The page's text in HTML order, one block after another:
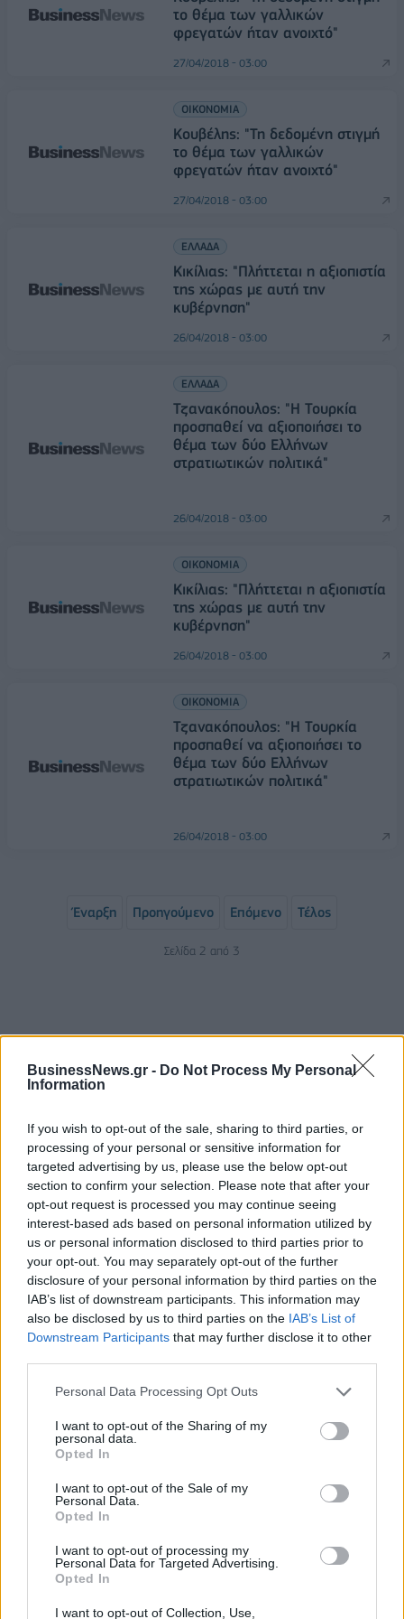
BusinessNews.gr - Do Not Process My Personal
Information
If you wish to opt-out of the sale, sharing to third parties, or
processing of your personal or sensitive information for
targeted advertising by us, please use the below opt-out
section to confirm your selection. Please note that after your
opt-out request is processed you may continue seeing
interest-based ads based on personal information utilized by
us or personal information disclosed to third parties prior to
your opt-out. You may separately opt-out of the further
disclosure of your personal information by third parties on the
IAB’s list of downstream participants. This information may
also be disclosed by us to third parties on the IAB’s List of
Downstream Participants that may further disclose it to other
Personal Data Processing Opt Outs
I want to opt-out of the Sharing of my
personal data.
Opted In
I want to opt-out of the Sale of my
Personal Data.
Opted In
I want to opt-out of processing my
Personal Data for Targeted Advertising.
Opted In
I want to opt-out of Collection, Use,
το θέμα των γαλλικών
φρεγατών ήταν ανοιχτό"
27/04/2018 - 03:00
ΟΙΚΟΝΟΜΙΑ
Κουβέλης: "Τη δεδομένη στιγμή
το θέμα των γαλλικών
φρεγατών ήταν ανοιχτό"
27/04/2018 - 03:00
ΕΛΛΑΔΑ
Κικίλιας: "Πλήττεται η αξιοπιστία
της χώρας με αυτή την
κυβέρνηση"
26/04/2018 - 03:00
ΕΛΛΑΔΑ
Τζανακόπουλος: "Η Τουρκία
προσπαθεί να αξιοποιήσει το
θέμα των δύο Ελλήνων
στρατιωτικών πολιτικά"
26/04/2018 - 03:00
ΟΙΚΟΝΟΜΙΑ
Κικίλιας: "Πλήττεται η αξιοπιστία
της χώρας με αυτή την
κυβέρνηση"
26/04/2018 - 03:00
ΟΙΚΟΝΟΜΙΑ
Τζανακόπουλος: "Η Τουρκία
προσπαθεί να αξιοποιήσει το
θέμα των δύο Ελλήνων
στρατιωτικών πολιτικά"
26/04/2018 - 03:00
Έναρξη Προηγούμενο Επόμενο Τέλος
Σελίδα 2 από 3
ΡΟΗ ΕΙΔΗΣΕΩΝ
Χρηματιστήριο: Πτώση κατά 0,18%, στα 315,71
εκατ. ευρώ ο τζίρος
05/08/2026 - 18:27 ΟΙΚΟΝΟΜΙΑ
Είσοδος της γαλλικής Meridiam στην ηλεκτρική
διασύνδεση Ελλάδας – Κύπρου
ΔΕΗ: Ισχυρή ανάπτυξη στο α΄ εξάμηνο 2026 με
05/08/2026 - 17:51 ΕΝΕΡΓΕΙΑ
Όμιλος AKTOR: Εξαγοράζει το 75% των ΗΛΕΚΤΩΡ
και THALIS – Στρατηγική συνεργασία με τη Motor
ΗΠΑ: Επιβράδυνση των προσλήψεων στον ιδιωτικό
τομέα τον Ιούλιο - Δημιουργήθηκαν μόνο 44.000